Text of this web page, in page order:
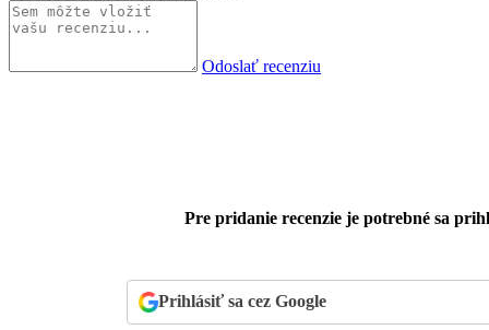
Odoslať recenziu
Pre pridanie recenzie je potrebné sa
Prihlásiť sa cez Google